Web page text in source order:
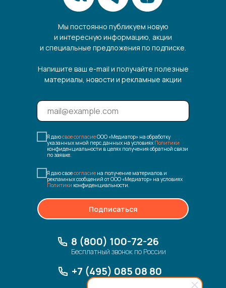
Мы постоянно публикуем новую
и интересную информацию, акции
и специальные предложения по подписке.
Напишите ваш e-mail и получайте полезные
материалы, новости и рекламные акции
Я даюсвое согласиеООО «Медиатор» на обработку
указанных мной перс.данных на условиях Политики
конфиденциальности в целях получения обратной связи
по заявке.
Я даю своесогласие на получение материалов и
рекламных сообщений от ООО «Медиатор» на условиях
Политики конфиденциальности.
Подписаться
8 (800) 100-72-26
Бесплатный звонок по России
+7 (495) 085 08 80